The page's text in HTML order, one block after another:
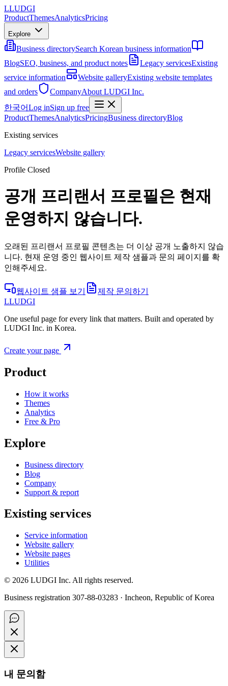
LLUDGI
ProductThemesAnalyticsPricing
Explore
Business directorySearch Korean business information
BlogSEO, business, and product notes Legacy servicesExisting
service information
Website galleryExisting website templates
and orders
CompanyAbout LUDGI Inc.
한국어Log inSign up free
ProductThemesAnalyticsPricingBusiness directoryBlog
Existing services
Legacy servicesWebsite gallery
Profile Closed
공개 프리랜서 프로필은 현재
운영하지 않습니다.
오래된 프리랜서 프로필 콘텐츠는 더 이상 공개 노출하지 않습
니다. 현재 운영 중인 웹사이트 제작 샘플과 문의 페이지를 확
인해주세요.
웹사이트 샘플 보기
제작 문의하기
LLUDGI
One useful page for every link that matters. Built and operated by
LUDGI Inc. in Korea.
Create your page
Product
How it works
Themes
Analytics
Free & Pro
Explore
Business directory
Blog
Company
Support & report
Existing services
Service information
Website gallery
Website pages
Utilities
© 2026 LUDGI Inc. All rights reserved.
Business registration 307-88-03283 · Incheon, Republic of Korea
내 문의함